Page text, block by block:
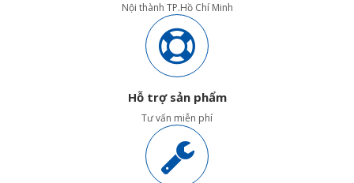
Nội thành TP.Hồ Chí Minh
Hỗ trợ sản phẩm
Tư vấn miễn phí